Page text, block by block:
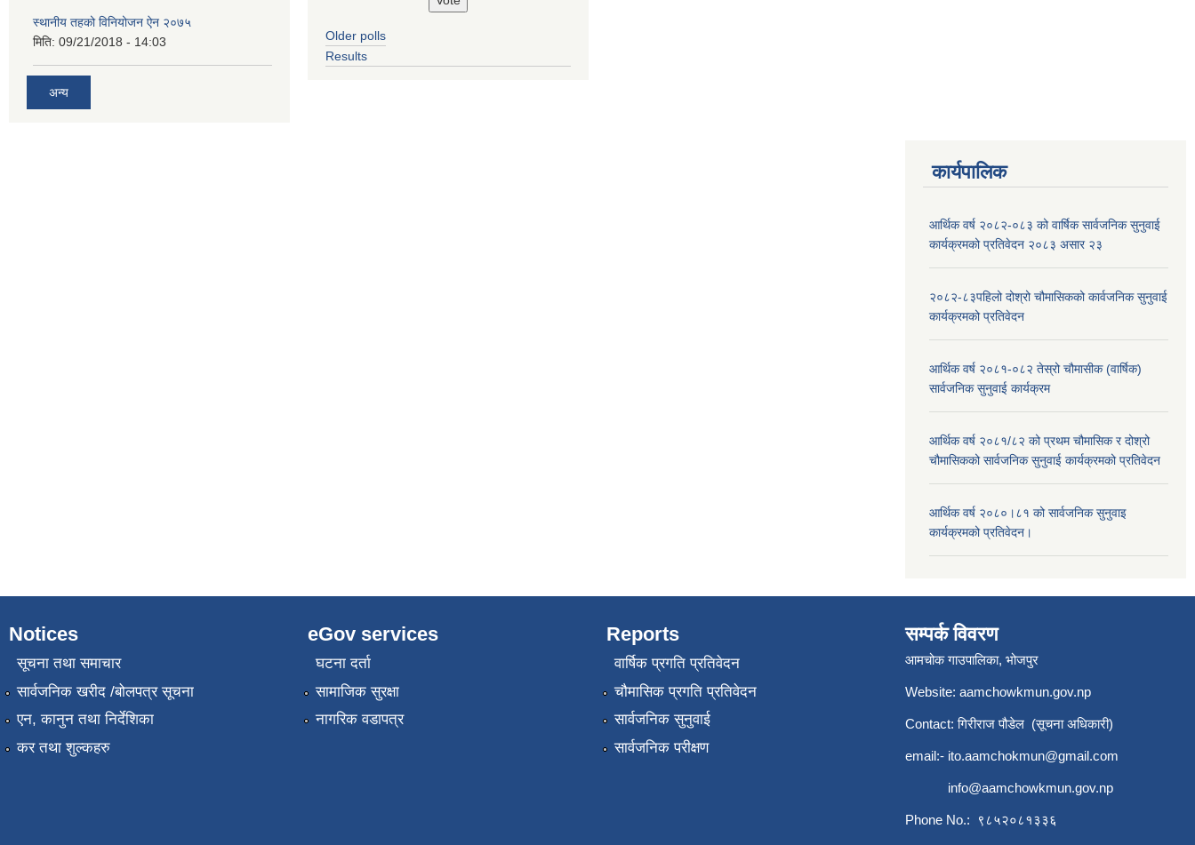
स्थानीय तहको विनियोजन ऐन २०७५
मिति: 09/21/2018 - 14:03
अन्य
Older polls
Results
कार्यपालिक
आर्थिक वर्ष २०८२-०८३ को वार्षिक सार्वजनिक सुनुवाई
कार्यक्रमको प्रतिवेदन २०८३ असार २३
२०८२-८३पहिलो दोश्रो चौमासिकको कार्वजनिक सुनुवाई
कार्यक्रमको प्रतिवेदन
आर्थिक वर्ष २०८१-०८२ तेस्रो चौमासीक (वार्षिक)
सार्वजनिक सुनुवाई कार्यक्रम
आर्थिक वर्ष २०८१/८२ को प्रथम चौमासिक र दोश्रो
चौमासिकको सार्वजनिक सुनुवाई कार्यक्रमको प्रतिवेदन
आर्थिक वर्ष २०८०।८१ को सार्वजनिक सुनुवाइ
कार्यक्रमको प्रतिवेदन।
Notices
सूचना तथा समाचार
सार्वजनिक खरीद /बोलपत्र सूचना
एन, कानुन तथा निर्देशिका
कर तथा शुल्कहरु
eGov services
घटना दर्ता
सामाजिक सुरक्षा
नागरिक वडापत्र
Reports
वार्षिक प्रगति प्रतिवेदन
चौमासिक प्रगति प्रतिवेदन
सार्वजनिक सुनुवाई
सार्वजनिक परीक्षण
सम्पर्क विवरण
आमचोक गाउपालिका, भोजपुर
Website: aamchowkmun.gov.np
Contact: गिरीराज पौडेल (सूचना अधिकारी)
email:- ito.aamchokmun@gmail.com
info@aamchowkmun.gov.np
Phone No.: ९८५२०८१३३६